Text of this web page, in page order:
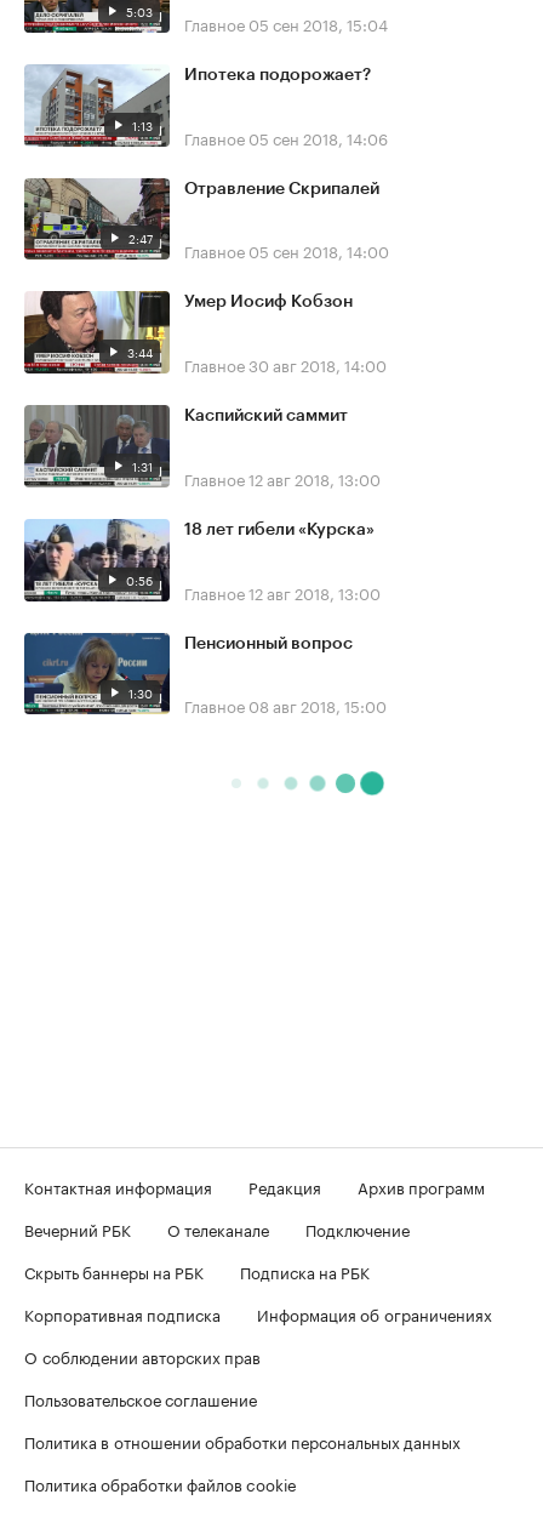
5:03 Главное 05 сен 2018, 15:04
1:13
Ипотека подорожает?
Главное 05 сен 2018, 14:06
2:47
Отравление Скрипалей
Главное 05 сен 2018, 14:00
3:44
Умер Иосиф Кобзон
Главное30 авг 2018, 14:00
1:31
Каспийский саммит
Главное12 авг 2018, 13:00
0:56
18 лет гибели «Курска»
Главное12 авг 2018, 13:00
1:30
Пенсионный вопрос
Главное 08 авг 2018, 15:00
Контактная информация Редакция
Архив программ
Вечерний РБК
О телеканале
Подключение
Скрыть баннеры на РБК
Подписка на РБК
Корпоративная подписка
Информация об ограничениях
О соблюдении авторских прав
Пользовательское соглашение
Политика в отношении обработки персональных данных
Политика обработки файлов cookie